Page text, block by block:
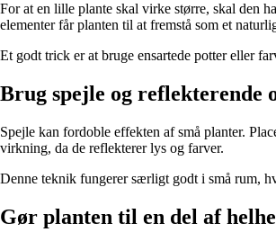
For at en lille plante skal virke større, skal den
elementer får planten til at fremstå som et
Et godt trick er at bruge ensartede potter eller
Brug spejle og reflekterende
Spejle kan fordoble effekten af små planter.
virkning, da de reflekterer lys og farver.
Denne teknik fungerer særligt godt i små rum,
Gør planten til en del af